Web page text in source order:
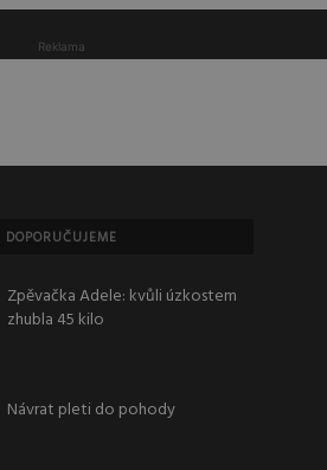
Reklama
DOPORUČUJEME
Zpěvačka Adele: kvůli úzkostem
zhubla 45 kilo
Návrat pleti do pohody